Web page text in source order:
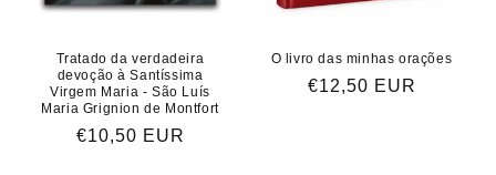
Tratado da verdadeira
devoção à Santíssima
Virgem Maria - São Luís
Maria Grignion de Montfort
Preço
€10,50 EUR
O livro das minhas orações
Preço
€12,50 EUR